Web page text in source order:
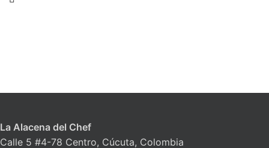
La Alacena del Chef
Calle 5 #4-78 Centro, Cúcuta, Colombia